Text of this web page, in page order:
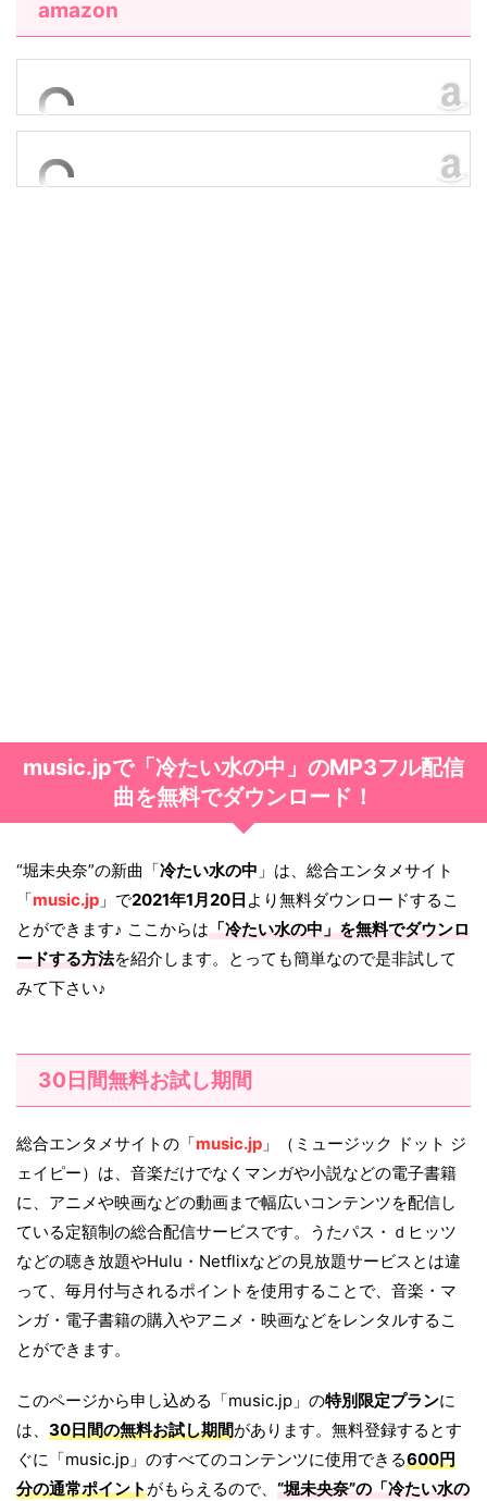
amazon
music.jpで「冷たい水の中」のMP3フル配信
曲を無料でダウンロード！
“堀未央奈”の新曲「冷たい水の中 」は、総合エンタメサイト
「music.jp 」で2021年1月20日 より無料ダウンロードするこ
とができます♪ ここからは「冷たい水の中」を無料でダウンロ
ードする方法を紹介します。とっても簡単なので是非試して
みて下さい♪
30日間無料お試し期間
総合エンタメサイトの「music.jp 」（ミュージック ドット ジ
ェイピー）は、音楽だけでなくマンガや小説などの電子書籍
に、アニメや映画などの動画まで幅広いコンテンツを配信し
ている定額制の総合配信サービスです。うたパス・ｄヒッツ
などの聴き放題やHulu・Netflixなどの見放題サービスとは違
って、毎月付与されるポイントを使用することで、音楽・マ
ンガ・電子書籍の購入やアニメ・映画などをレンタルするこ
とができます。
このページから申し込める「music.jp」の特別限定プランに
は、 30日間の無料お試し期間があります。無料登録するとす
ぐに「music.jp」のすべてのコンテンツに使用できる600円
分の通常ポイントがもらえるので、 “堀未央奈”の「冷たい水の